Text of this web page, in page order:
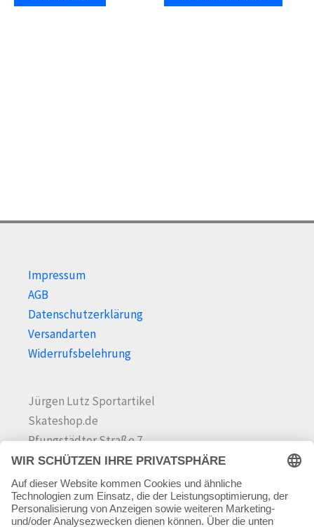
Impressum
AGB
Datenschutzerklärung
Versandarten
Widerrufsbelehrung
Jürgen Lutz Sportartikel
Skateshop.de
Pfungstädter Straße 7
64342 Seeheim-Jugenheim
Tel.06257 868181
Mail:info@skateshop.de